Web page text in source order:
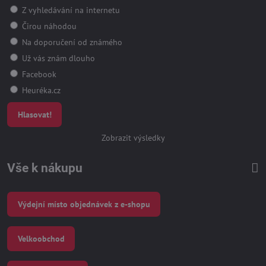
Z vyhledávání na internetu
Čirou náhodou
Na doporučení od známého
Už vás znám dlouho
Facebook
Heuréka.cz
Hlasovat!
Zobrazit výsledky
Vše k nákupu
Výdejní místo objednávek z e-shopu
Velkoobchod